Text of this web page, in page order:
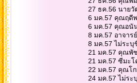
27 ธค.56 นาย
6 มค.57 คุณฤดี
6 มค.57 คุณอนั
8 มค.57 อาจาร
8 มค.57 ไม่ระบุ
21 มค.57 คุณพั
21 มค.57 ซีมะ
22 มค.57 คุณโ
24 มค.57 ไม่ระ